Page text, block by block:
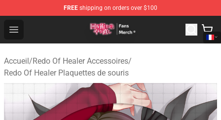
FREE shipping on orders over $100
Open menu
Redo Of Healer Store - Official Redo Of Healer
Accueil/Redo Of Healer Accessoires/
Redo Of Healer Plaquettes de souris